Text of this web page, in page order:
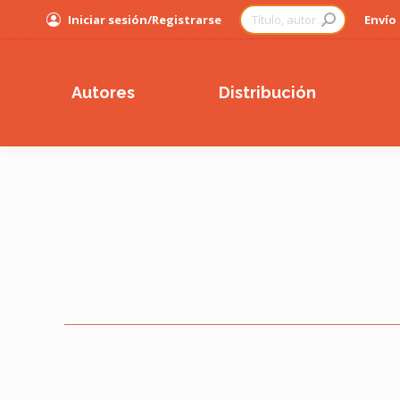
Iniciar sesión/Registrarse Buscar:
Autores Distribución